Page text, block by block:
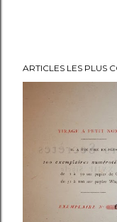
ARTICLES LES PLUS